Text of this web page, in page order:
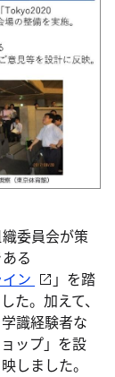
委員会が策
る
ン
」を踏
た。加えて、
識経験者な
ップ」を設
しました。